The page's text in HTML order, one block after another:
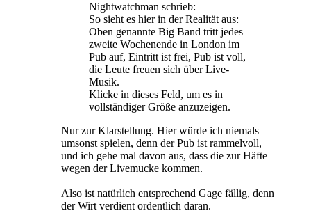
Nightwatchman schrieb:
So sieht es hier in der Realität aus:
Oben genannte Big Band tritt jedes
zweite Wochenende in London im
Pub auf, Eintritt ist frei, Pub ist voll,
die Leute freuen sich über Live-
Musik.
Klicke in dieses Feld, um es in
vollständiger Größe anzuzeigen.
Nur zur Klarstellung. Hier würde ich niemals
umsonst spielen, denn der Pub ist rammelvoll,
und ich gehe mal davon aus, dass die zur Häfte
wegen der Livemucke kommen.
Also ist natürlich entsprechend Gage fällig, denn
der Wirt verdient ordentlich daran.